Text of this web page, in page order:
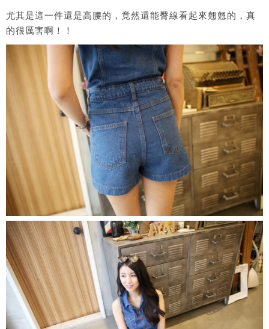
尤其是這一件還是高腰的，竟然還能臀線看起來翹翹的，真
的很厲害啊！！